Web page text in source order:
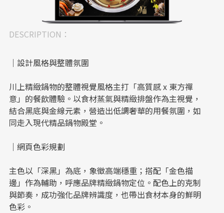
DESCRIPTION：
｜設計風格與整體氛圍
川上精緻鍋物的整體視覺風格主打「高質感 x 東方禪
意」的餐飲體驗。以食材蒸氣與精緻排盤作為主視覺，
結合黑底與金線元素，營造出低調奢華的用餐氛圍，如
同走入現代精品鍋物殿堂。
｜網頁色彩規劃
主色以「深黑」為底，象徵高端穩重；搭配「金色描
邊」作為輔助，呼應品牌精緻鍋物定位。配色上的克制
與節奏，成功強化品牌辨識度，也帶出食材本身的鮮明
色彩。